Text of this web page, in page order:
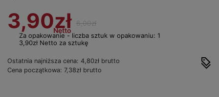
3,90zł
Netto
6,00zł
Za opakowanie - liczba sztuk w opakowaniu: 1
3,90zł Netto za sztukę
Ostatnia najniższa cena: 4,80zł brutto
Cena początkowa: 7,38zł brutto